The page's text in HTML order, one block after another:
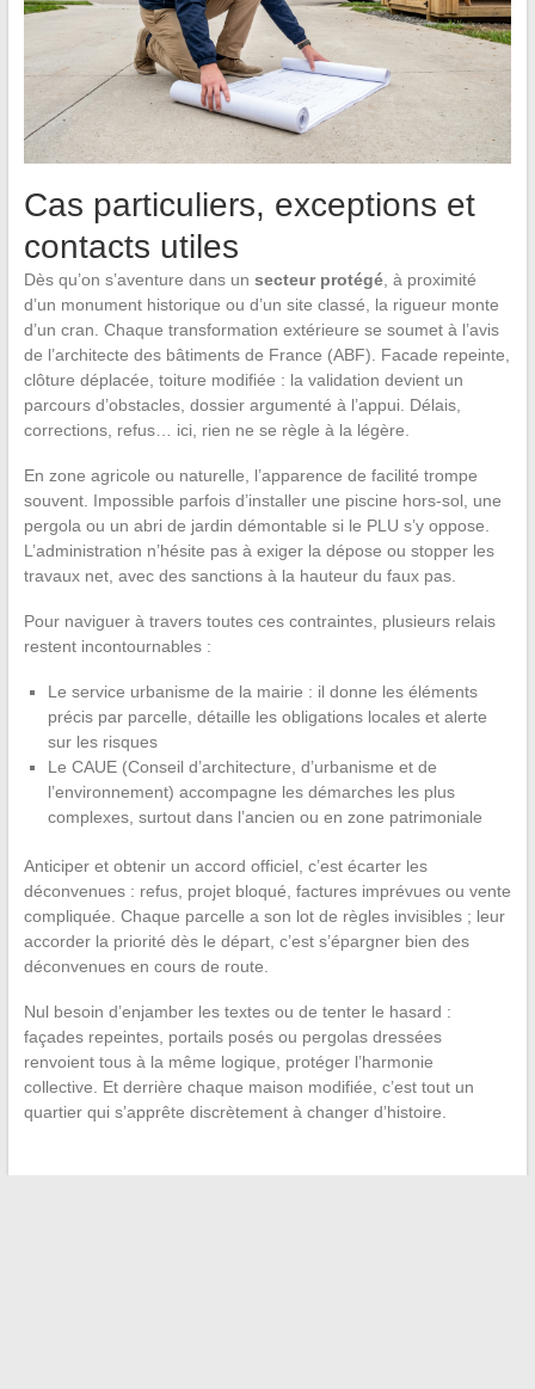
Cas particuliers, exceptions et
contacts utiles
Dès qu’on s’aventure dans un secteur protégé, à proximité
d’un monument historique ou d’un site classé, la rigueur monte
d’un cran. Chaque transformation extérieure se soumet à l’avis
de l’architecte des bâtiments de France (ABF). Facade repeinte,
clôture déplacée, toiture modifiée : la validation devient un
parcours d’obstacles, dossier argumenté à l’appui. Délais,
corrections, refus… ici, rien ne se règle à la légère.
En zone agricole ou naturelle, l’apparence de facilité trompe
souvent. Impossible parfois d’installer une piscine hors-sol, une
pergola ou un abri de jardin démontable si le PLU s’y oppose.
L’administration n’hésite pas à exiger la dépose ou stopper les
travaux net, avec des sanctions à la hauteur du faux pas.
Pour naviguer à travers toutes ces contraintes, plusieurs relais
restent incontournables :
Le service urbanisme de la mairie : il donne les éléments
précis par parcelle, détaille les obligations locales et alerte
sur les risques
Le CAUE (Conseil d’architecture, d’urbanisme et de
l’environnement) accompagne les démarches les plus
complexes, surtout dans l’ancien ou en zone patrimoniale
Anticiper et obtenir un accord officiel, c’est écarter les
déconvenues : refus, projet bloqué, factures imprévues ou vente
compliquée. Chaque parcelle a son lot de règles invisibles ; leur
accorder la priorité dès le départ, c’est s’épargner bien des
déconvenues en cours de route.
Nul besoin d’enjamber les textes ou de tenter le hasard :
façades repeintes, portails posés ou pergolas dressées
renvoient tous à la même logique, protéger l’harmonie
collective. Et derrière chaque maison modifiée, c’est tout un
quartier qui s’apprête discrètement à changer d’histoire.